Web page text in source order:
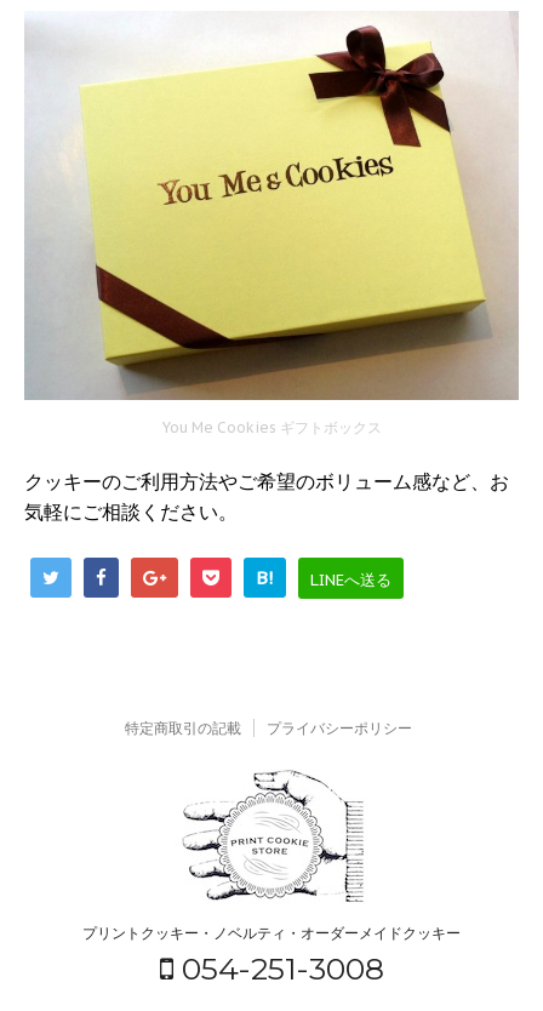
You Me Cookies ギフトボックス
クッキーのご利用方法やご希望のボリューム感など、お
気軽にご相談ください。
B! LINEへ送る
特定商取引の記載 プライバシーポリシー
プリントクッキー・ノベルティ・オーダーメイドクッキー
054-251-3008